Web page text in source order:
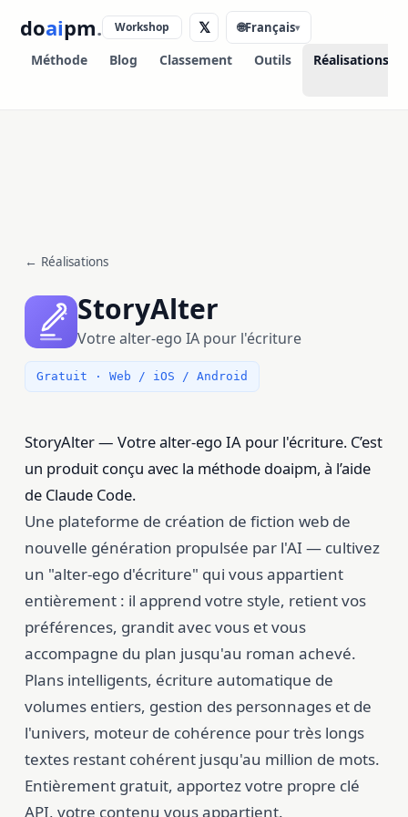
doaipm.
Méthode Blog Classement Outils Réalisations
Workshop 𝕏 🌐Français▾
← Réalisations
StoryAlter
Votre alter-ego IA pour l'écriture
Gratuit · Web / iOS / Android
StoryAlter — Votre alter-ego IA pour l'écriture. C’est
un produit conçu avec la méthode doaipm, à l’aide
de Claude Code.
Une plateforme de création de fiction web de
nouvelle génération propulsée par l'AI — cultivez
un "alter-ego d'écriture" qui vous appartient
entièrement : il apprend votre style, retient vos
préférences, grandit avec vous et vous
accompagne du plan jusqu'au roman achevé.
Plans intelligents, écriture automatique de
volumes entiers, gestion des personnages et de
l'univers, moteur de cohérence pour très longs
textes restant cohérent jusqu'au million de mots.
Entièrement gratuit, apportez votre propre clé
API, votre contenu vous appartient.